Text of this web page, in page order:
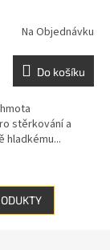
Na Objednávku
Do košíku
stěrkování a
hladkému...